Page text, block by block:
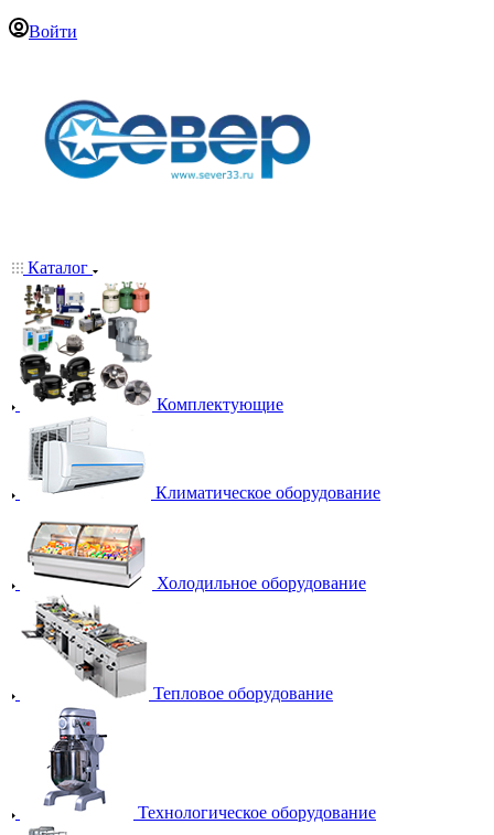
Войти
Каталог
Комплектующие
Климатическое оборудование
Холодильное оборудование
Тепловое оборудование
Технологическое оборудование